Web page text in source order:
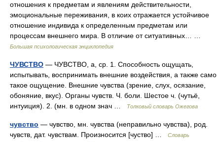
отношения к предметам и явлениям действительности,
эмоциональные переживания, в коих отражается устойчивое
отношение индивида к определенным предметам или
процессам внешнего мира. В отличие от ситуативных… …
Большая психологическая энциклопедия
ЧУВСТВО — ЧУВСТВО, а, ср. 1. Способность ощущать,
испытывать, воспринимать внешние воздействия, а также само
такое ощущение. Внешние чувства (зрение, слух, осязание,
обоняние, вкус). Органы чувств. Ч. боли. Шестое ч. (чутьё,
интуиция). 2. (мн. в одном знач …
Толковый словарь Ожегова
чувство — чувство, мн. чувства (неправильно чувства), род.
чувств, дат. чувствам. Произносится [чуство] …
Словарь